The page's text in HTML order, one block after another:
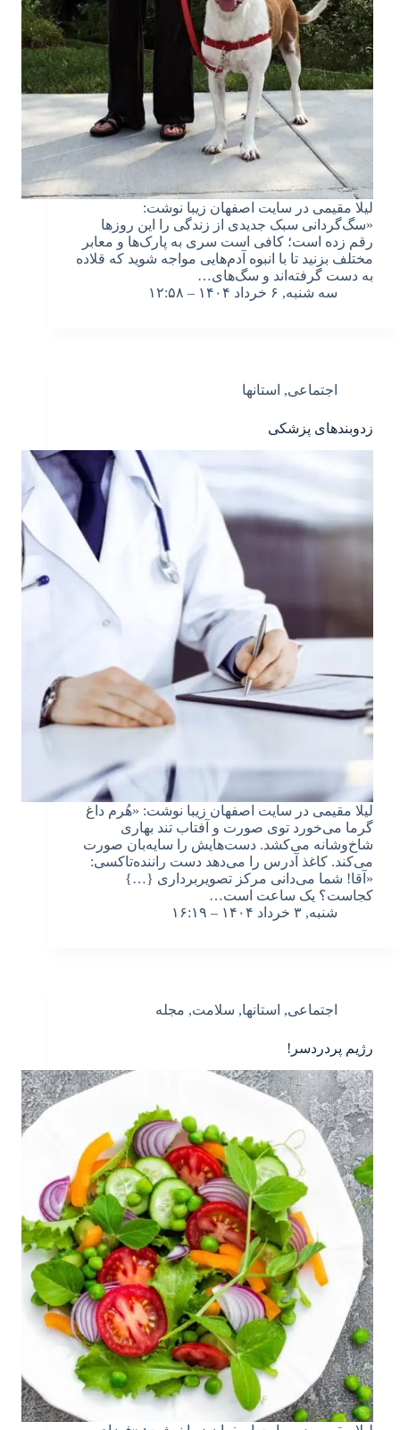
لیلا مقیمی در سایت اصفهان زیبا نوشت:
«سگ‌گردانی سبک جدیدی از زندگی را این روزها
رقم زده است؛ کافی است سری به پارک‌ها و معابر
مختلف بزنید تا با انبوه آدم‌هایی مواجه شوید که قلاده
به دست گرفته‌اند و سگ‌های…
سه شنبه, ۶ خرداد ۱۴۰۴ – ۱۲:۵۸
اجتماعی, استانها
زدوبندهای پزشکی
لیلا مقیمی در سایت اصفهان زیبا نوشت: «هُرم داغ
گرما می‌خورد توی صورت و آفتاب تند بهاری
شاخ‌وشانه می‌کشد. دست‌هایش را سایه‌بان صورت
می‌کند. کاغذ آدرس را می‌دهد دست راننده‌تاکسی:
«آقا! شما می‌دانی مرکز تصویربرداری {…}
کجاست؟ یک ساعت است…
شنبه, ۳ خرداد ۱۴۰۴ – ۱۶:۱۹
اجتماعی, استانها, سلامت, مجله
رژیم‌ پردردسر!